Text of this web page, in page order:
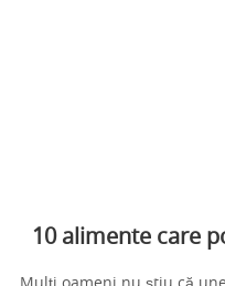
10 alimente care